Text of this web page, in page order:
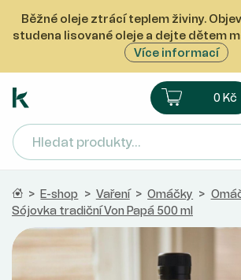
Běžné oleje ztrácí teplem živiny.
studena lisované oleje a dejte dětem
Více informací
Ekoprodukt e-shop Košík0 Kč
Domů
> E-shop > Vaření > Omáčky >
Sójovka tradiční Von Papá 500 ml